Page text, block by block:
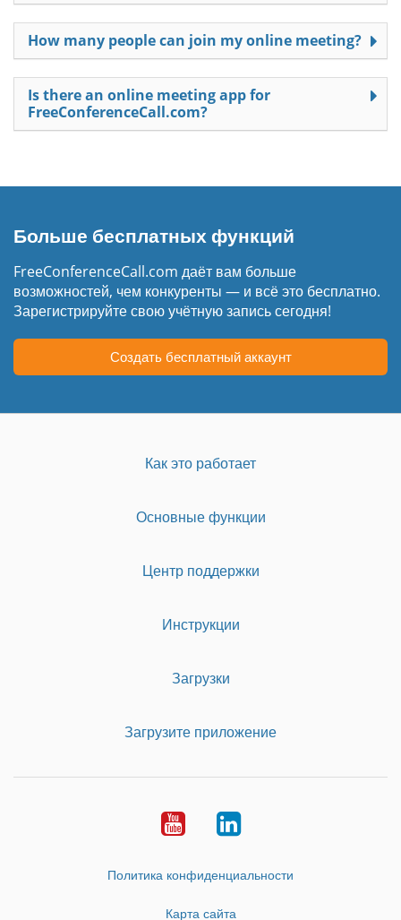
How many people can join my online meeting?
Is there an online meeting app for
FreeConferenceCall.com?
Больше бесплатных функций
FreeConferenceCall.com даёт вам больше
возможностей, чем конкуренты — и всё это бесплатно.
Зарегистрируйте свою учётную запись сегодня!
Создать бесплатный аккаунт
Как это работает
Основные функции
Центр поддержки
Инструкции
Загрузки
Загрузите приложение
YoutubeLinkedIn
Политика конфиденциальности
Карта сайта